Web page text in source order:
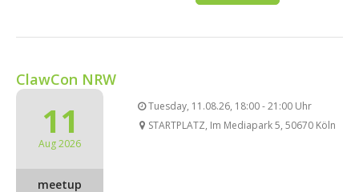
ClawCon NRW
11
Aug 2026
meetup
Tuesday, 11.08.26, 18:00 - 21:00 Uhr
STARTPLATZ, Im Mediapark 5, 50670 Köln